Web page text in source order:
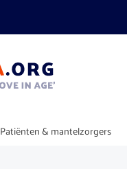
Patiënten & mantelzorgers